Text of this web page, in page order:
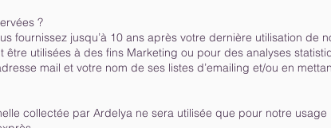
?
fournissez jusqu’à 10 ans après votre dernière utilisation de
utilisées à des fins Marketing ou pour des analyses
mail et votre nom de ses listes d’emailing et/ou en
collectée par Ardelya ne sera utilisée que pour notre